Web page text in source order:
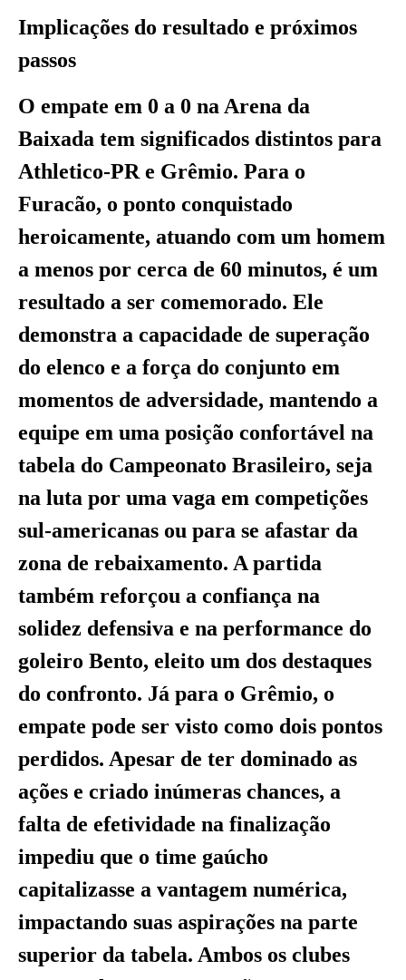
Implicações do resultado e próximos
passos
O empate em 0 a 0 na Arena da
Baixada tem significados distintos para
Athletico-PR e Grêmio. Para o
Furacão, o ponto conquistado
heroicamente, atuando com um homem
a menos por cerca de 60 minutos, é um
resultado a ser comemorado. Ele
demonstra a capacidade de superação
do elenco e a força do conjunto em
momentos de adversidade, mantendo a
equipe em uma posição confortável na
tabela do Campeonato Brasileiro, seja
na luta por uma vaga em competições
sul-americanas ou para se afastar da
zona de rebaixamento. A partida
também reforçou a confiança na
solidez defensiva e na performance do
goleiro Bento, eleito um dos destaques
do confronto. Já para o Grêmio, o
empate pode ser visto como dois pontos
perdidos. Apesar de ter dominado as
ações e criado inúmeras chances, a
falta de efetividade na finalização
impediu que o time gaúcho
capitalizasse a vantagem numérica,
impactando suas aspirações na parte
superior da tabela. Ambos os clubes